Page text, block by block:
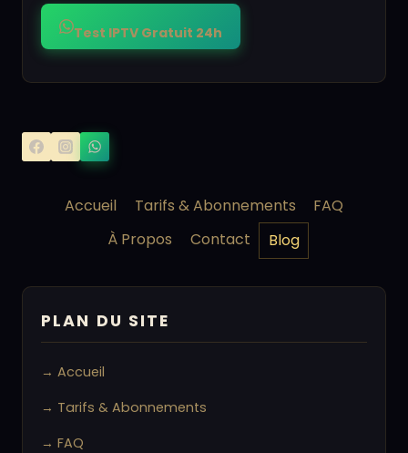
Test IPTV Gratuit 24h
Accueil Tarifs & Abonnements
FAQ
À Propos
Contact Blog
PLAN DU SITE
→ Accueil
→ Tarifs & Abonnements
→ FAQ